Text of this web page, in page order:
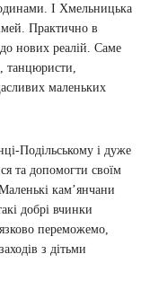
І Хмельницька
Практично в
нових реалій. Саме
танцюристи,
маленьких
Подільському і дуже
та допомогти своїм
кам’янчани
добрі вчинки
переможемо,
з дітьми